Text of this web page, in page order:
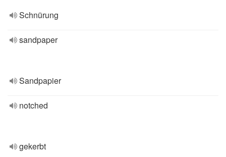
Schnürung
sandpaper
Sandpapier
notched
gekerbt